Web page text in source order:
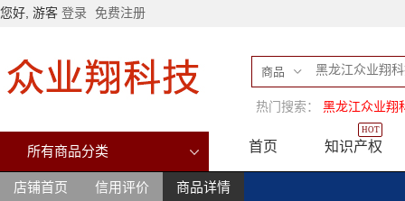
您好, 游客 登录 免费注册
商品
热门搜索： 黑龙江众业翔
所有商品分类 首页 知识产权
HOT
店铺首页 信用评价 商品详情